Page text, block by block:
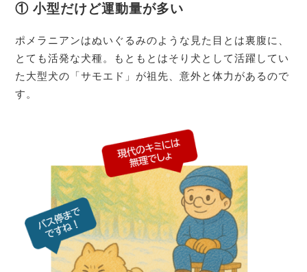
① 小型だけど運動量が多い
ポメラニアンはぬいぐるみのような見た目とは裏腹に、
とても活発な犬種。もともとはそり犬として活躍してい
た大型犬の「サモエド」が祖先、意外と体力があるので
す。